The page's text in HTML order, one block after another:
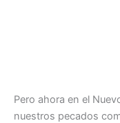
Pero ahora en el
nuestros pecados